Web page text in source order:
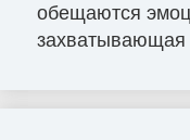
обещаются
захватывающая